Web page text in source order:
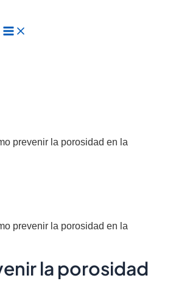
prevenir la porosidad en la
prevenir la porosidad en la
la porosidad